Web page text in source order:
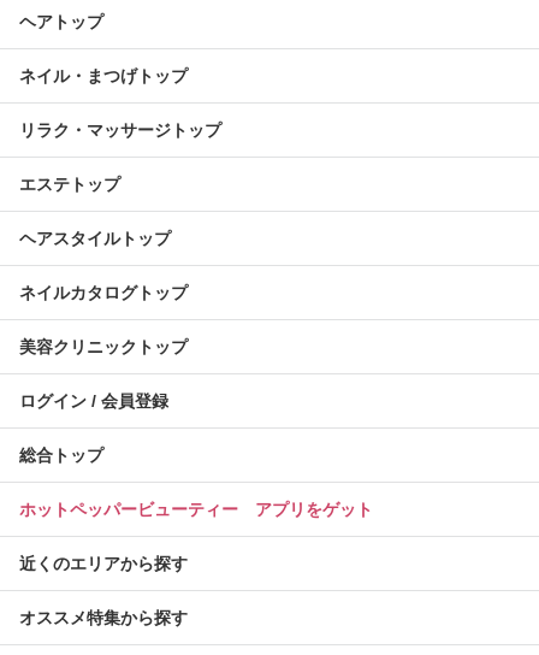
ヘアトップ
ネイル・まつげトップ
リラク・マッサージトップ
エステトップ
ヘアスタイルトップ
ネイルカタログトップ
美容クリニックトップ
ログイン / 会員登録
総合トップ
ホットペッパービューティー アプリをゲット
近くのエリアから探す
オススメ特集から探す